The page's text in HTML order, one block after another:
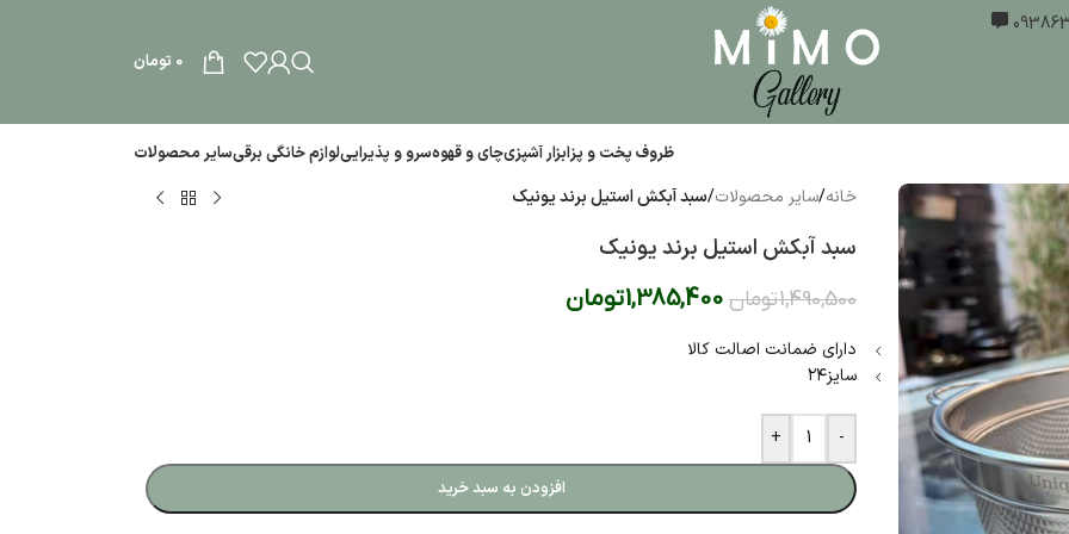
0 تومان
ظروف پخت و پزابزار آشپزیچای و قهوهسرو و پذیراییلوازم خانگی برقیسایر محصولات
خانه/سایر محصولات/سبد آبکش استیل برند یونیک
سبد آبکش استیل برند یونیک
1,490,500تومان 1,385,400تومان
دارای ضمانت اصالت کالا
سایز۲۴
-
+
افزودن به سبد خرید